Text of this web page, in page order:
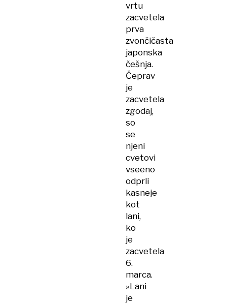
vrtu
zacvetela
prva
zvončičasta
japonska
češnja.
Čeprav
je
zacvetela
zgodaj,
so
se
njeni
cvetovi
vseeno
odprli
kasneje
kot
lani,
ko
je
zacvetela
6.
marca.
»Lani
je